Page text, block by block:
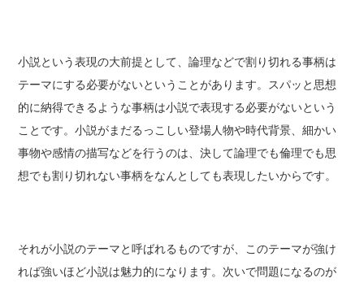
小説という表現の大前提として、論理などで割り切れる事柄は
テーマにする必要がないということがあります。スパッと思想
的に納得できるような事柄は小説で表現する必要がないという
ことです。小説がまだるっこしい登場人物や時代背景、細かい
事物や感情の描写などを行うのは、決して論理でも倫理でも思
想でも割り切れない事柄をなんとしても表現したいからです。
それが小説のテーマと呼ばれるものですが、このテーマが強け
れば強いほど小説は魅力的になります。次いで問題になるのが